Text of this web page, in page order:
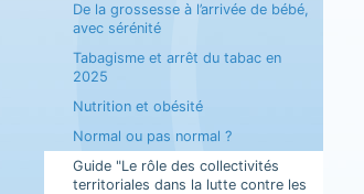
De la grossesse à l’arrivée de bébé,
avec sérénité
Tabagisme et arrêt du tabac en
2025
Nutrition et obésité
Normal ou pas normal ?
Guide "Le rôle des collectivités
territoriales dans la lutte contre les